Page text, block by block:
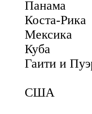
Панама
Коста-Рика
Мексика
Куба
Гаити и
США